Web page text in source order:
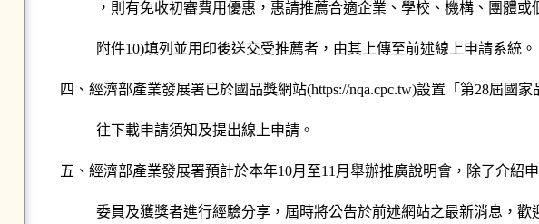
，則有免收初審費用優惠，惠請推薦合適企業、學校、機構、團體
附件10)填列並用印後送交受推薦者，由其上傳至前述線上申請系統。
四、 經濟部產業發展署已於國品獎網站(https://nqa.cpc.tw)設置「第28屆國
往下載申請須知及提出線上申請。
五、 經濟部產業發展署預計於本年10月至11月舉辦推廣說明會，除了介紹
委員及獲獎者進行經驗分享，屆時將公告於前述網站之最新消息，歡